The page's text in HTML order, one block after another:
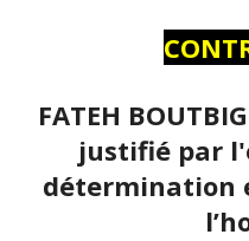
FATEH
justifié par
détermination